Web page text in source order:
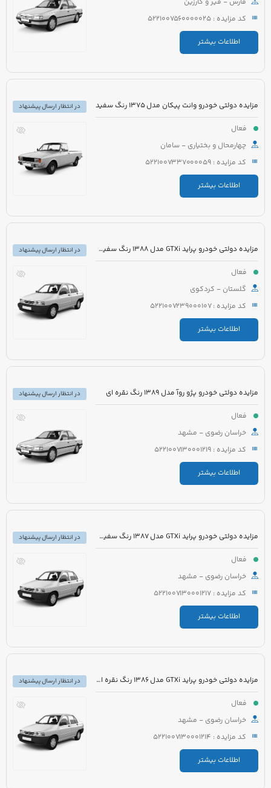
کد مزایده : 5221007560000025
اطلاعات بیشتر
مزایده دولتی خودرو وانت پیکان مدل 1375 رنگ سفید
فعال
چهارمحال و بختیاری - سامان
کد مزایده : 5221007337000059
اطلاعات بیشتر
در انتظار ارسال پیشنهاد
مزایده دولتی خودرو پراید GTXi مدل 1388 رنگ سفید روغنی
فعال
گلستان - کردکوی
کد مزایده : 5221007239000107
اطلاعات بیشتر
در انتظار ارسال پیشنهاد
مزایده دولتی خودرو پژو روآ مدل 1389 رنگ نقره ای
فعال
خراسان رضوی - مشهد
کد مزایده : 5221007130001219
اطلاعات بیشتر
در انتظار ارسال پیشنهاد
مزایده دولتی خودرو پراید GTXi مدل 1387 رنگ سفید روغنی
فعال
خراسان رضوی - مشهد
کد مزایده : 5221007130001217
اطلاعات بیشتر
در انتظار ارسال پیشنهاد
مزایده دولتی خودرو پراید GTXi مدل 1386 رنگ نقره ای متالیک
فعال
خراسان رضوی - مشهد
کد مزایده : 5221007130001214
اطلاعات بیشتر
در انتظار ارسال پیشنهاد